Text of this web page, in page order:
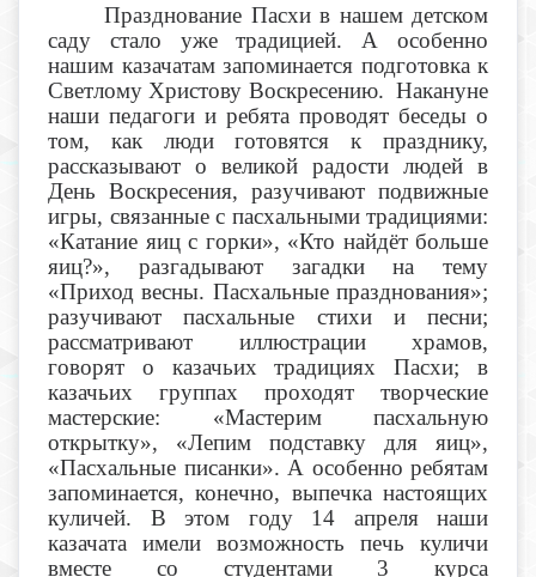
Празднование Пасхи в нашем детском
саду стало уже традицией. А особенно
нашим казачатам запоминается подготовка к
Светлому Христову Воскресению. Накануне
наши педагоги и ребята проводят беседы о
том, как люди готовятся к празднику,
рассказывают о великой радости людей в
День Воскресения, разучивают подвижные
игры, связанные с пасхальными традициями:
«Катание яиц с горки», «Кто найдёт больше
яиц?», разгадывают загадки на тему
«Приход весны. Пасхальные празднования»;
разучивают пасхальные стихи и песни;
рассматривают иллюстрации храмов,
говорят о казачьих традициях Пасхи; в
казачьих группах проходят творческие
мастерские: «Мастерим пасхальную
открытку», «Лепим подставку для яиц»,
«Пасхальные писанки». А особенно ребятам
запоминается, конечно, выпечка настоящих
куличей. В этом году 14 апреля наши
казачата имели возможность печь куличи
вместе со студентами 3 курса